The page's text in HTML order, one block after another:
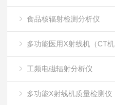
食品核辐射检测分析仪
工频电磁辐射分析仪
多功能X射线机质量检测仪